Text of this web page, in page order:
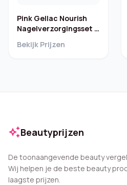
Pink Gellac Nourish
Nagelverzorgingsset –
Bekijk Prijzen
auto_awesomeBeautyprijzen
De toonaangevende beauty
Wij helpen je de beste beauty
laagste prijzen.